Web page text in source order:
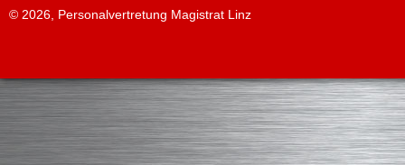
© 2026, Personalvertretung Magistrat Linz